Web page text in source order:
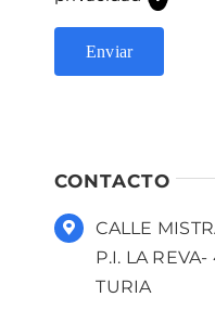
CONTACTO
CALLE
P.I. LA
TURIA